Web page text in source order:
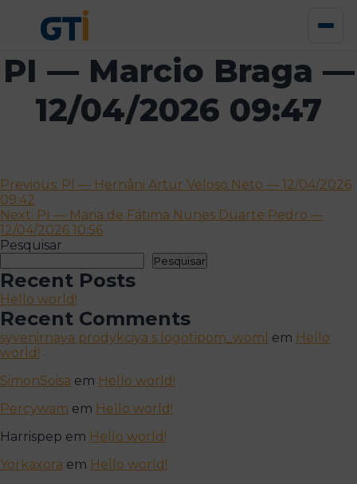
PI — Marcio Braga —
12/04/2026 09:47
Navegação
de
artigos
Previous: PI — Hernâni Artur Veloso Neto — 12/04/2026
09:42
Next: PI — Maria de Fátima Nunes Duarte Pedro —
12/04/2026 10:56
Pesquisar
Pesquisar
Recent Posts
Hello world!
Recent Comments
syvenirnaya prodykciya s logotipom_woml em Hello
world!
SimonSoisa em Hello world!
Percywam em Hello world!
Harrispep em Hello world!
Yorkaxora em Hello world!